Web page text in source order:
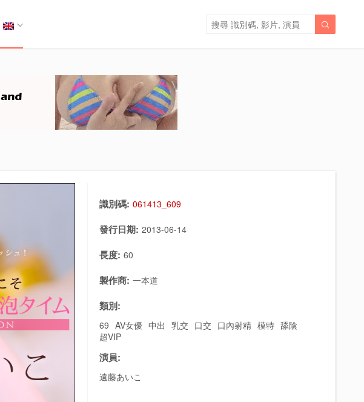

識別碼: 061413_609
發行日期: 2013-06-14
長度: 60
製作商: 一本道
類別:
69 AV女優 中出 乳交 口交 口內射精 模特 舔陰
超VIP
演員:
遠藤あいこ